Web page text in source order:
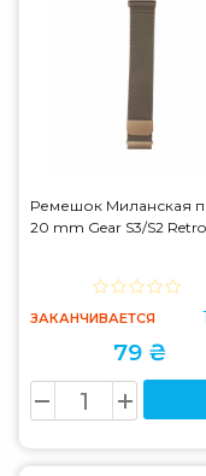
Ремешок Миланская
20 mm Gear S3/S2
ЗАКАНЧИВАЕТСЯ
79 ₴